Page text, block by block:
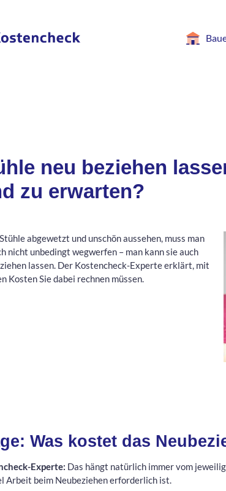
neu beziehen
zu erwarten?
abgewetzt und unschön aussehen, muss man
nicht unbedingt wegwerfen – man kann sie auch
lassen. Der Kostencheck-Experte erklärt, mit
Kosten Sie dabei rechnen müssen.
Was kostet das
Experte: Das hängt natürlich immer vom
Arbeit beim Neubeziehen erforderlich ist.